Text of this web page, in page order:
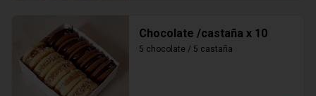
Chocolate /castaña x 10
5 chocolate / 5 castaña